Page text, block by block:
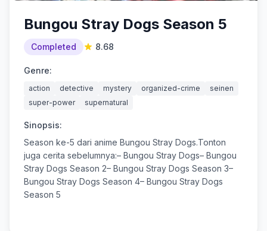
Bungou Stray Dogs Season 5
Completed 8.68
Genre:
action detective mystery organized-crime
seinen
super-power
supernatural
Sinopsis:
Season ke-5 dari anime Bungou Stray Dogs.Tonton
juga cerita sebelumnya:– Bungou Stray Dogs– Bungou
Stray Dogs Season 2– Bungou Stray Dogs Season 3–
Bungou Stray Dogs Season 4– Bungou Stray Dogs
Season 5